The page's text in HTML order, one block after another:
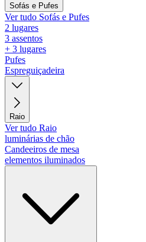
Sofás e Pufes
Ver tudo Sofás e Pufes
2 lugares
3 assentos
+ 3 lugares
Pufes
Espreguiçadeira
Raio
Ver tudo Raio
luminárias de chão
Candeeiros de mesa
elementos iluminados